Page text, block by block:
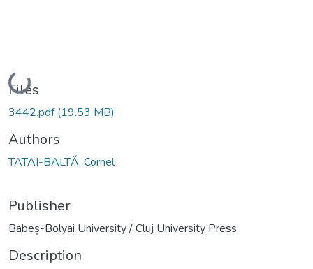
Loading...
Files
3442.pdf(19.53 MB)
Authors
TATAI-BALTĂ, Cornel
Publisher
Babeș-Bolyai University / Cluj University Press
Description